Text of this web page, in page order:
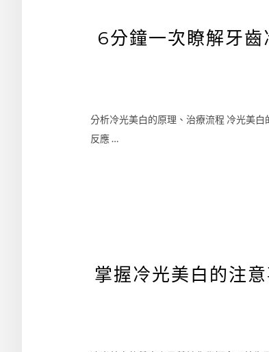
6分鐘一次瞭解牙
分析冷光美白的原理、治療流程 冷光美
反應 …
掌握冷光美白的注